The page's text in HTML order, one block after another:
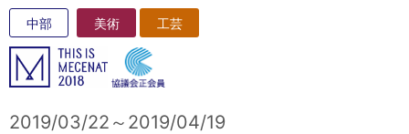
中部 美術 工芸
2019/03/22～2019/04/19